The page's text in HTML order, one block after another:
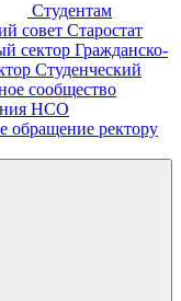
Студентам
совет Старостат
сектор Гражданско-
Студенческий
сообщество
НСО
обращение ректору